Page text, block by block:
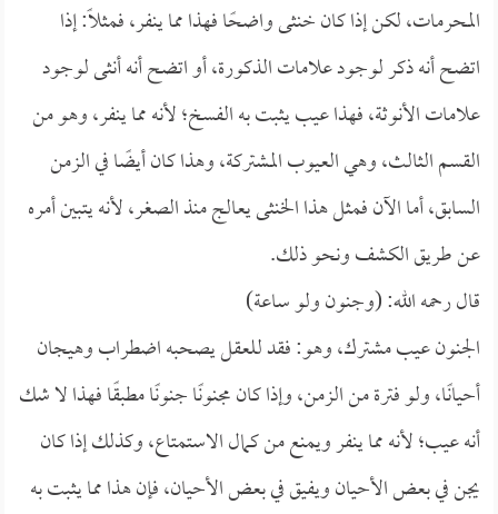
المحرمات، لكن إذا كان خنثى واضحًا فهذا مما ينفر، فمثلًا: إذا
اتضح أنه ذكر لوجود علامات الذكورة، أو اتضح أنه أنثى لوجود
علامات الأنوثة، فهذا عيب يثبت به الفسخ؛ لأنه مما ينفر، وهو من
القسم الثالث، وهي العيوب المشتركة، وهذا كان أيضًا في الزمن
السابق، أما الآن فمثل هذا الخنثى يعالج منذ الصغر، لأنه يتبين أمره
عن طريق الكشف ونحو ذلك.
قال رحمه الله: (وجنون ولو ساعة)
الجنون عيب مشترك، وهو: فقد للعقل يصحبه اضطراب وهيجان
أحيانًا، ولو فترة من الزمن، وإذا كان مجنونًا جنونًا مطبقًا فهذا لا شك
أنه عيب؛ لأنه مما ينفر ويمنع من كمال الاستمتاع، وكذلك إذا كان
يجن في بعض الأحيان ويفيق في بعض الأحيان، فإن هذا مما يثبت به